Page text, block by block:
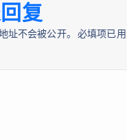
复
址不会被公开。 必填项已用